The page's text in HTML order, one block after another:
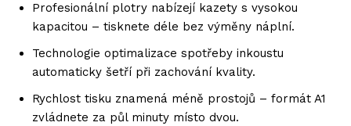
Profesionální plotry nabízejí kazety s vysokou
kapacitou – tisknete déle bez výměny náplní.
Technologie optimalizace spotřeby inkoustu
automaticky šetří při zachování kvality.
Rychlost tisku znamená méně prostojů – formát A1
zvládnete za půl minuty místo dvou.